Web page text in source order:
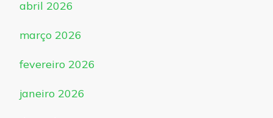
abril 2026
março 2026
fevereiro 2026
janeiro 2026